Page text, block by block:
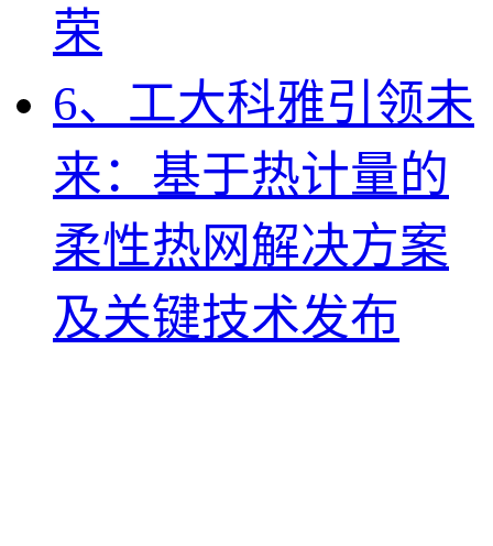
荣
6、工大科雅引领未
来：基于热计量的
柔性热网解决方案
及关键技术发布